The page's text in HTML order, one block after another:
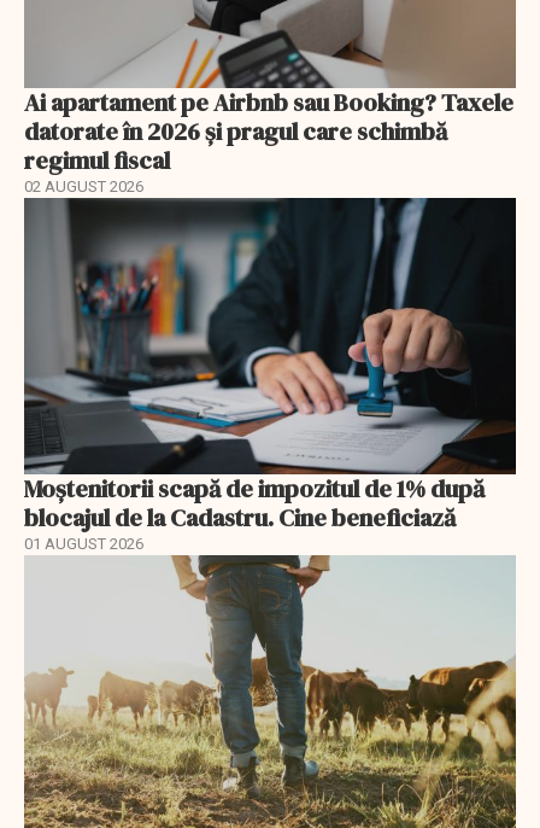
Ai apartament pe Airbnb sau Booking? Taxele
datorate în 2026 și pragul care schimbă
regimul fiscal
02 AUGUST 2026
Moștenitorii scapă de impozitul de 1% după
blocajul de la Cadastru. Cine beneficiază
01 AUGUST 2026